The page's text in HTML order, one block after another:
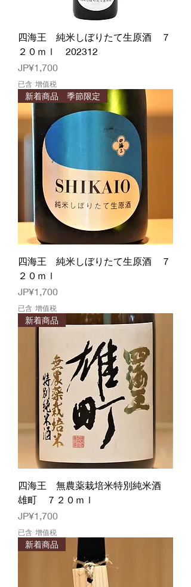
四海王 純米しぼりたて生原酒 ７
２０ｍｌ 202312
價格
JP¥1,700
已含 增值税
新着商品 季節限定
四海王 純米しぼりたて生原酒 ７
２０ｍｌ
價格
JP¥1,700
已含 增值税
新着商品
四海王 無農薬栽培米特別純米酒
雄町 ７２０ｍｌ
價格
JP¥1,700
已含 增值税
新着商品